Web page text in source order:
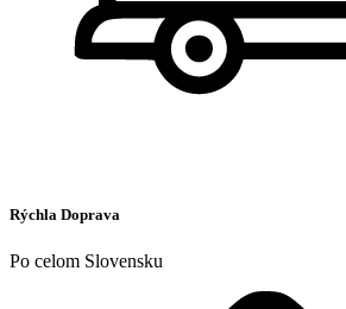
Rýchla Doprava
Po celom Slovensku